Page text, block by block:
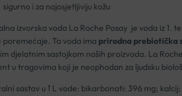
sigurno i za najosjetljiviju kožu
izvorska voda La Roche Posay je voda iz
poremećaje. Ta voda ima prirodna prebiotička
djelatnim sastojkom naših proizvoda. La
u tragovima koji je neophodan za ljudsku
sastav u 1 L vode: bikarbonati: 396 mg;